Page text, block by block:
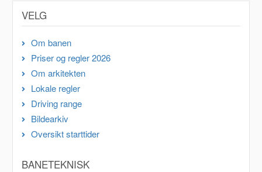
VELG
Om banen
Priser og regler 2026
Om arkitekten
Lokale regler
Driving range
Bildearkiv
Oversikt starttider
BANETEKNISK